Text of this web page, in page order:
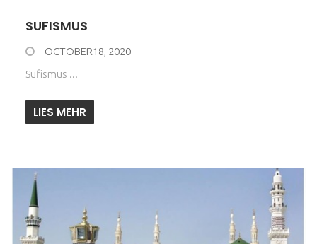
SUFISMUS
OCTOBER18, 2020
Sufismus ...
LIES MEHR